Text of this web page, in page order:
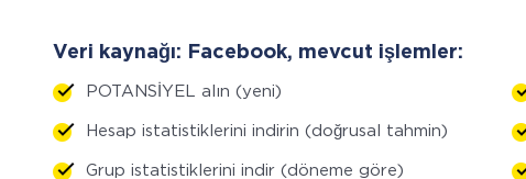
Veri kaynağı: Facebook, mevcut işlemler:
POTANSİYEL alın (yeni)
Hesap istatistiklerini indirin (doğrusal tahmin)
Grup istatistiklerini indir (döneme göre)